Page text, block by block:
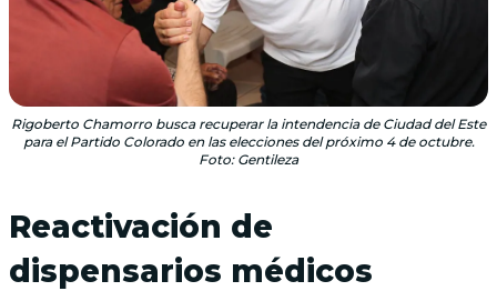
Rigoberto Chamorro busca recuperar la intendencia de Ciudad del Este
para el Partido Colorado en las elecciones del próximo 4 de octubre.
Foto: Gentileza
Reactivación de
dispensarios médicos